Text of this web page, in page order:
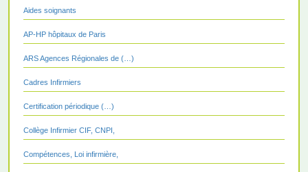
Aides soignants
AP-HP hôpitaux de Paris
ARS Agences Régionales de (…)
Cadres Infirmiers
Certification périodique (…)
Collège Infirmier CIF, CNPI,
Compétences, Loi infirmière,